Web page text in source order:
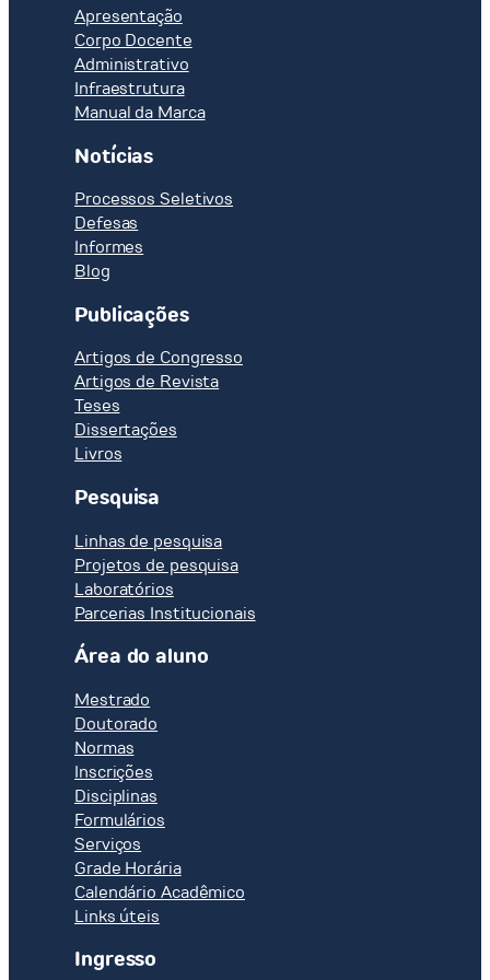
for
Brazil
Apresentação
Corpo Docente
Administrativo
Infraestrutura
Manual da Marca
Notícias
Processos Seletivos
Defesas
Informes
Blog
Publicações
Artigos de Congresso
Artigos de Revista
Teses
Dissertações
Livros
Pesquisa
Linhas de pesquisa
Projetos de pesquisa
Laboratórios
Parcerias Institucionais
Área do aluno
Mestrado
Doutorado
Normas
Inscrições
Disciplinas
Formulários
Serviços
Grade Horária
Calendário Acadêmico
Links úteis
Ingresso